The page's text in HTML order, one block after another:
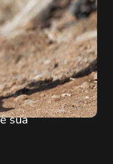
sua